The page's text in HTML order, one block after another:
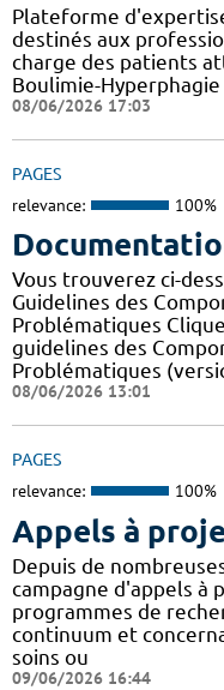
Plateforme
destinés aux
charge des patients
Boulimie-
08/06/2026 17:03
PAGES
relevance: 100%
Vous trouverez ci-
Guidelines des
Problématiques
guidelines des
Problématiques
08/06/2026 13:01
PAGES
relevance: 100%
Appels à
Depuis de
campagne d'appels à
programmes de
continuum et
soins ou
09/06/2026 16:44